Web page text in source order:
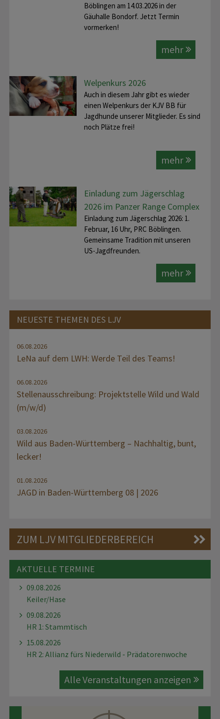
Böblingen am 14.03.2026 in der
Gäuhalle Bondorf. Jetzt Termin
vormerken!
mehr
Welpenkurs 2026
Auch in diesem Jahr gibt es wieder
einen Welpenkurs der KJV BB für
Jagdhunde unserer Mitglieder. Es sind
noch Plätze frei!
mehr
Einladung zum Jägerschlag
2026 im Panzer Range Complex
Einladung zum Jägerschlag 2026: 1.
Februar, 16 Uhr, PRC Böblingen.
Gemeinsame Tradition mit unseren
US-Jagdfreunden.
mehr
NEUESTE THEMEN DES LJV
06.08.2026
LeNa auf dem LWH: Werde Teil des Teams!
06.08.2026
Stellenausschreibung: Projektstelle Wild und Wald
(m/w/d)
03.08.2026
Wild aus Baden-Württemberg – Nachhaltig, bunt,
lecker!
01.08.2026
JAGD in Baden-Württemberg 08 | 2026
ZUM LJV MITGLIEDERBEREICH
AKTUELLE TERMINE
09.08.2026
Keiler/Hase
09.08.2026
HR 1: Stammtisch
15.08.2026
HR 2: Allianz fürs Niederwild - Prädatorenwoche
Alle Veranstaltungen anzeigen